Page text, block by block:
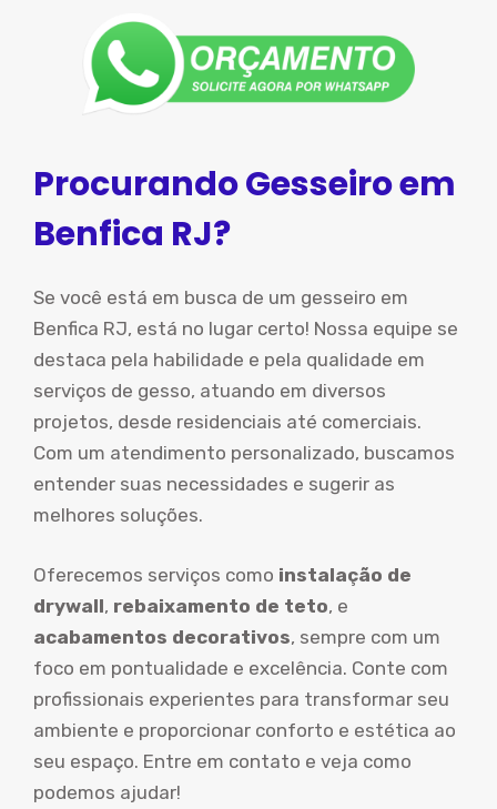
Procurando Gesseiro em
Benfica RJ?
Se você está em busca de um gesseiro em
Benfica RJ, está no lugar certo! Nossa equipe se
destaca pela habilidade e pela qualidade em
serviços de gesso, atuando em diversos
projetos, desde residenciais até comerciais.
Com um atendimento personalizado, buscamos
entender suas necessidades e sugerir as
melhores soluções.
Oferecemos serviços como instalação de
drywall, rebaixamento de teto, e
acabamentos decorativos, sempre com um
foco em pontualidade e excelência. Conte com
profissionais experientes para transformar seu
ambiente e proporcionar conforto e estética ao
seu espaço. Entre em contato e veja como
podemos ajudar!